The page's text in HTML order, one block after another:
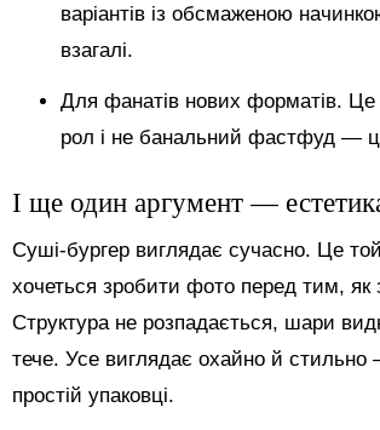
варіантів із обсмаженою
взагалі.
Для фанатів нових форматів. Це
рол і не банальний фастфуд —
І ще один аргумент —
Суші-бургер виглядає сучасно. Це
хочеться зробити фото перед тим, як
Структура не розпадається, шари
тече. Усе виглядає охайно й стильно
простій упаковці.